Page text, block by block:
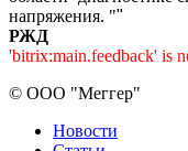
напряжения. ""
РЖД
'bitrix:main.feedback' is
© ООО "Меггер"
Новости